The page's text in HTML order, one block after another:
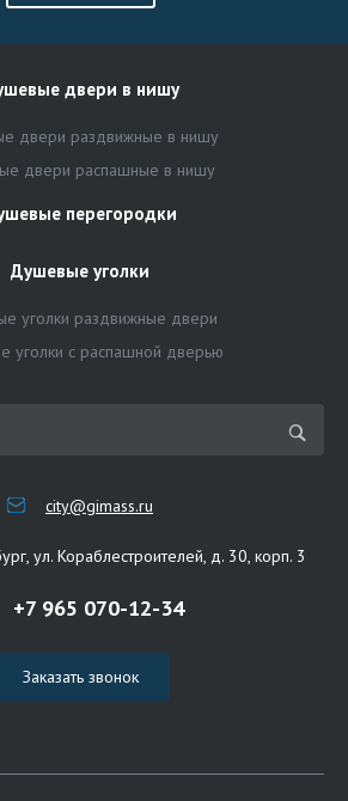
двери в нишу
двери раздвижные в нишу
двери распашные в нишу
перегородки
Душевые уголки
уголки раздвижные двери
уголки с распашной дверью
city@gimass.ru
ул. Кораблестроителей, д. 30, корп. 3
+7 965 070-12-34
Заказать звонок